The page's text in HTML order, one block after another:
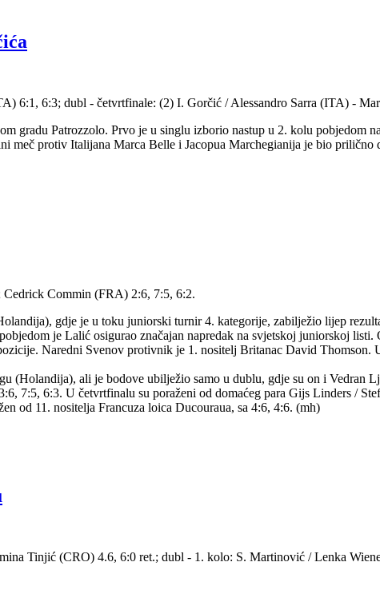
6:1, 6:3; dubl - četvrtfinale: (2) I. Gorčić / Alessandro Sarra (ITA) -
gradu Patrozzolo. Prvo je u singlu izborio nastup u 2. kolu pobjedom
meč protiv Italijana Marca Belle i Jacopua Marchegianija je bio
Commin (FRA) 2:6, 7:5, 6:2.
gdje je u toku juniorski turnir 4. kategorije, zabilježio lijep
je Lalić osigurao značajan napredak na svjetskoj juniorskoj
Naredni Svenov protivnik je 1. nositelj Britanac David Thomson.
(Holandija), ali je bodove ubilježio samo u dublu, gdje su on i
7:5, 6:3. U četvrtfinalu su poraženi od domaćeg para Gijs Linders /
od 11. nositelja Francuza loica Ducouraua, sa 4:6, 4:6. (mh)
Tinjić (CRO) 4.6, 6:0 ret.; dubl - 1. kolo: S. Martinović / Lenka